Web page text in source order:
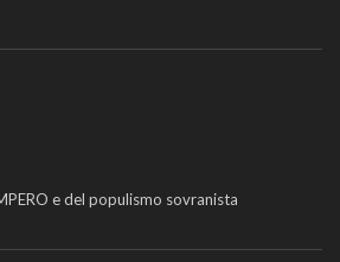
e del populismo sovranista